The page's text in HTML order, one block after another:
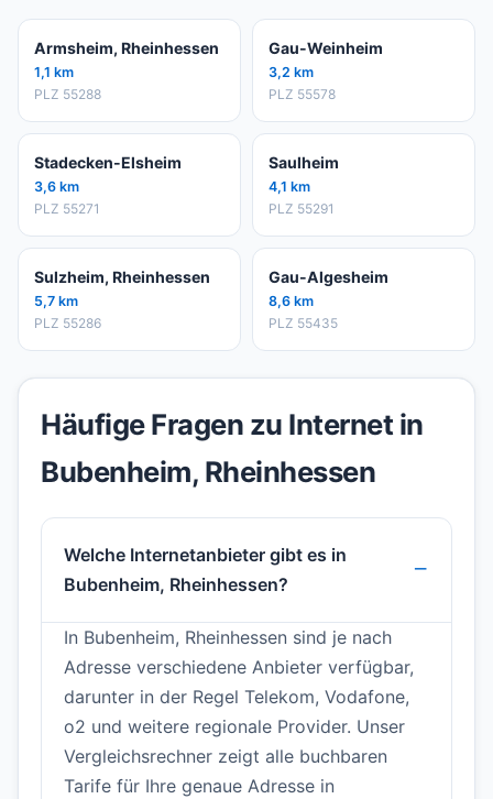
Armsheim, Rheinhessen
1,1 km
PLZ 55288
Gau-Weinheim
3,2 km
PLZ 55578
Stadecken-Elsheim
3,6 km
PLZ 55271
Saulheim
4,1 km
PLZ 55291
Sulzheim, Rheinhessen
5,7 km
PLZ 55286
Gau-Algesheim
8,6 km
PLZ 55435
Häufige Fragen zu Internet in
Bubenheim, Rheinhessen
Welche Internetanbieter gibt es in
Bubenheim, Rheinhessen?
In Bubenheim, Rheinhessen sind je nach
Adresse verschiedene Anbieter verfügbar,
darunter in der Regel Telekom, Vodafone,
o2 und weitere regionale Provider. Unser
Vergleichsrechner zeigt alle buchbaren
Tarife für Ihre genaue Adresse in